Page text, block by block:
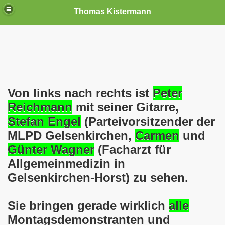
Thomas Kistermann
Von links nach rechts ist Peter
Reichmann mit seiner Gitarre,
Stefan Engel (Parteivorsitzender der
MLPD Gelsenkirchen, Carmen und
Günter Wagner (Facharzt für
Allgemeinmedizin in
Gelsenkirchen-Horst) zu sehen.
Sie bringen gerade wirklich alle
Montagsdemonstranten und
Ideen und Anregungen!
jeweils am 01.09.1991 (21 Jahre jung ) und am
Todzy hat acht Kinder - sehen darf die junge Mutter
Gelsenkirchen-Buer mit der Sachkundeprüfung nach §
Bewegung steht mit voller Solidarität hinter Thomas